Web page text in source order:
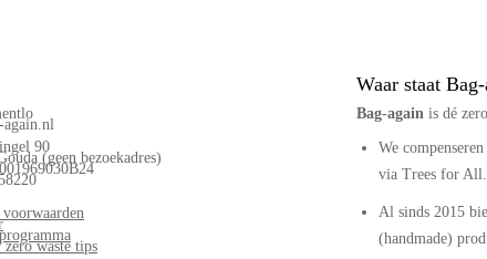
again.nl
90
(geen bezoekadres)
waste tips
Waar staat
Bag‑againis dé
We
via Trees for All.
Al sinds 2015
(handmade)